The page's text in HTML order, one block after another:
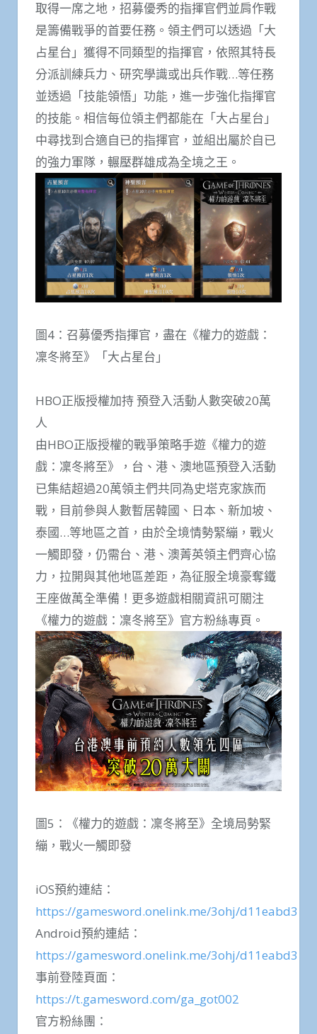
取得一席之地，招募優秀的指揮官們並肩作戰
是籌備戰爭的首要任務。領主們可以透過「大
占星台」獲得不同類型的指揮官，依照其特長
分派訓練兵力、研究學識或出兵作戰…等任務
並透過「技能領悟」功能，進一步強化指揮官
的技能。相信每位領主們都能在「大占星台」
中尋找到合適自已的指揮官，並組出屬於自已
的強力軍隊，輾壓群雄成為全境之王。
圖4：召募優秀指揮官，盡在《權力的遊戲：
凜冬將至》「大占星台」
HBO正版授權加持 預登入活動人數突破20萬
人
由HBO正版授權的戰爭策略手遊《權力的遊
戲：凜冬將至》，台、港、澳地區預登入活動
已集結超過20萬領主們共同為史塔克家族而
戰，目前參與人數暫居韓國、日本、新加坡、
泰國…等地區之首，由於全境情勢緊繃，戰火
一觸即發，仍需台、港、澳菁英領主們齊心協
力，拉開與其他地區差距，為征服全境豪奪鐵
王座做萬全準備！更多遊戲相關資訊可關注
《權力的遊戲：凜冬將至》官方粉絲專頁。
圖5：《權力的遊戲：凜冬將至》全境局勢緊
繃，戰火一觸即發
iOS預約連結：
https://gamesword.onelink.me/3ohj/d11eabd3
Android預約連結：
https://gamesword.onelink.me/3ohj/d11eabd3
事前登陸頁面：
https://t.gamesword.com/ga_got002
官方粉絲團：